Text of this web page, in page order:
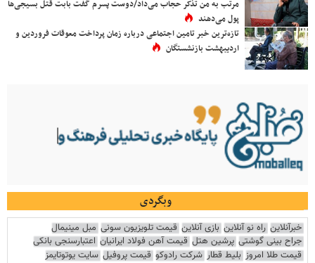
مرتب به من تذکر حجاب می‌داد/دوست پسرم گفت بابت قتل بسیجی‌ها
پول می‌دهند
تازه‌ترین خبر تامین اجتماعی درباره زمان پرداخت معوقات فروردین و
اردیبهشت بازنشستگان
وبگردی
خبرآنلاین راه نو آنلاین بازی آنلاین قیمت تلویزیون سونی مبل مینیمال
جراح بینی گوشتی پرشین هتل قیمت آهن فولاد ایرانیان اعتبارسنجی بانکی
قیمت طلا امروز بلیط قطار شرکت رادوکو قیمت پروفیل سایت یوتوتایمز